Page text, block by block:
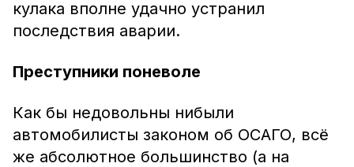
кулака вполне удачно устранил
последствия аварии.
Преступники поневоле
Как бы недовольны нибыли
автомобилисты законом об ОСАГО, всё
же абсолютное большинство (а на